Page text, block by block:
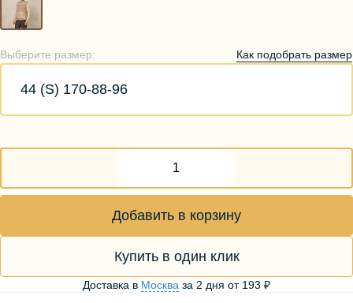
Выберите размер: Как подобрать размер
44 (S) 170-88-96
Добавить в корзину
Купить в один клик
Доставка в Москва за 2 дня от 193 ₽